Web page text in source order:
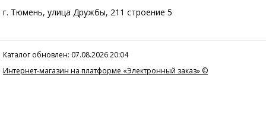
г. Тюмень, улица Дружбы, 211 строение 5
Каталог обновлен: 07.08.2026 20:04
Интернет-магазин на платформе «Электронный заказ» ©